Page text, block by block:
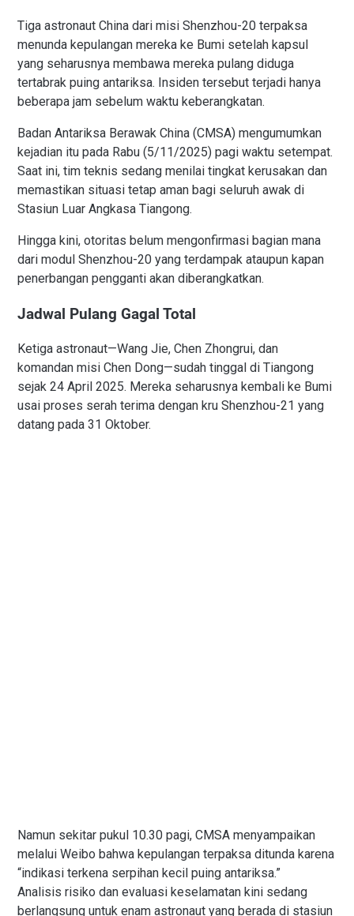
Tiga astronaut China dari misi Shenzhou-20 terpaksa
menunda kepulangan mereka ke Bumi setelah kapsul
yang seharusnya membawa mereka pulang diduga
tertabrak puing antariksa. Insiden tersebut terjadi hanya
beberapa jam sebelum waktu keberangkatan.
Badan Antariksa Berawak China (CMSA) mengumumkan
kejadian itu pada Rabu (5/11/2025) pagi waktu setempat.
Saat ini, tim teknis sedang menilai tingkat kerusakan dan
memastikan situasi tetap aman bagi seluruh awak di
Stasiun Luar Angkasa Tiangong.
Hingga kini, otoritas belum mengonfirmasi bagian mana
dari modul Shenzhou-20 yang terdampak ataupun kapan
penerbangan pengganti akan diberangkatkan.
Jadwal Pulang Gagal Total
Ketiga astronaut—Wang Jie, Chen Zhongrui, dan
komandan misi Chen Dong—sudah tinggal di Tiangong
sejak 24 April 2025. Mereka seharusnya kembali ke Bumi
usai proses serah terima dengan kru Shenzhou-21 yang
datang pada 31 Oktober.
Namun sekitar pukul 10.30 pagi, CMSA menyampaikan
melalui Weibo bahwa kepulangan terpaksa ditunda karena
“indikasi terkena serpihan kecil puing antariksa.”
Analisis risiko dan evaluasi keselamatan kini sedang
berlangsung untuk enam astronaut yang berada di stasiun